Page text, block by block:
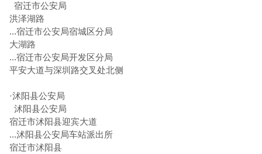
宿迁市公安局
洪泽湖路
...宿迁市公安局宿城区分局
大湖路
...宿迁市公安局开发区分局
平安大道与深圳路交叉处北侧
·沭阳县公安局
沭阳县公安局
宿迁市沭阳县迎宾大道
...沭阳县公安局车站派出所
宿迁市沭阳县